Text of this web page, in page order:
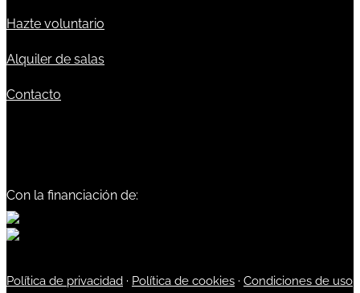
Hazte voluntario
Alquiler de salas
Contacto
Con la financiación de:
Política de privacidad · Política de cookies · Condiciones de uso